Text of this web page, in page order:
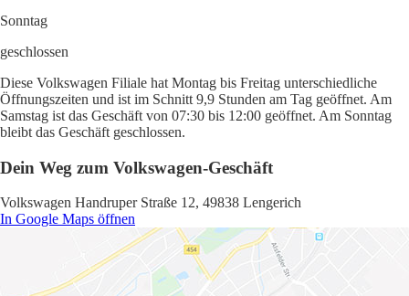
Sonntag
geschlossen
Diese Volkswagen Filiale hat Montag bis Freitag unterschiedliche
Öffnungszeiten und ist im Schnitt 9,9 Stunden am Tag geöffnet. Am
Samstag ist das Geschäft von 07:30 bis 12:00 geöffnet. Am Sonntag
bleibt das Geschäft geschlossen.
Dein Weg zum Volkswagen-Geschäft
Volkswagen Handruper Straße 12, 49838 Lengerich
In Google Maps öffnen